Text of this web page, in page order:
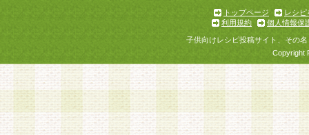
トップページ
レシピ
利用規約
個人情報保
子供向けレシピ投稿サイト、その
Copyright